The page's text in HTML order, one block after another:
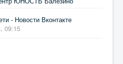
- Новости Вконтакте
09:15